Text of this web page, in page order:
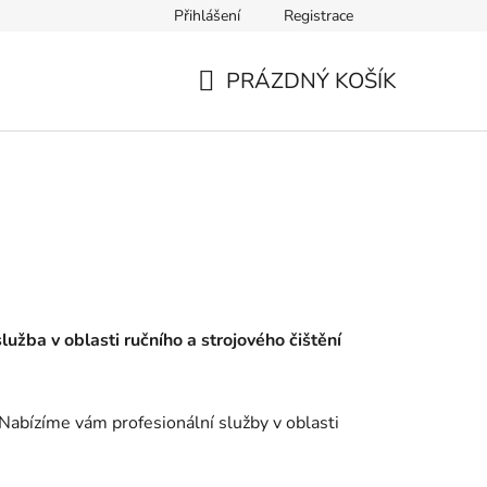
Přihlášení Registrace
PRÁZDNÝ KOŠÍK
v oblasti ručního a strojového čištění
vám profesionální služby v oblasti